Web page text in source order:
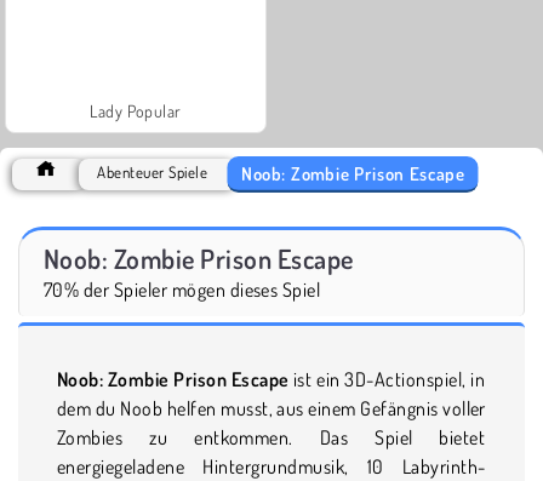
Lady Popular
Abenteuer Spiele Noob: Zombie Prison Escape
Noob: Zombie Prison Escape
70% der Spieler mögen dieses Spiel
Noob: Zombie Prison Escape ist ein 3D-Actionspiel, in
dem du Noob helfen musst, aus einem Gefängnis voller
Zombies zu entkommen. Das Spiel bietet
energiegeladene Hintergrundmusik, 10 Labyrinth-